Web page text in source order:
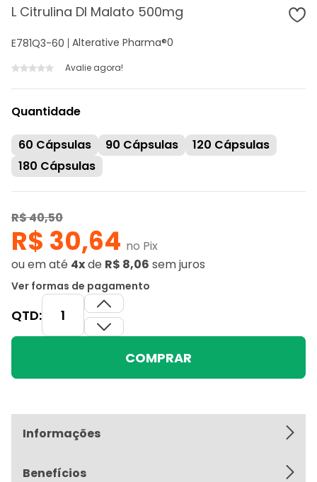
L Citrulina Dl Malato 500mg
E781Q3-60 Alterative Pharma®0
Avalie agora!
R$ 40,50
R$ 30,64 no Pix
ouem até 4xde R$ 8,06 sem juros
Ver formas de pagamento
Quantidade
60 Cápsulas 90 Cápsulas
120 Cápsulas
180 Cápsulas
QTD:
COMPRAR
Informações
Benefícios